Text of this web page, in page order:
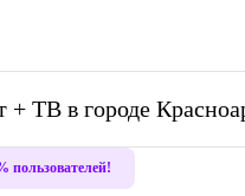
+ ТВ в городе
пользователей!